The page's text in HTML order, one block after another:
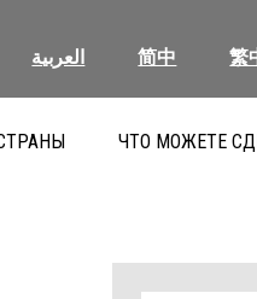
العربية 简中 繁
ЧТО МОЖЕТЕ